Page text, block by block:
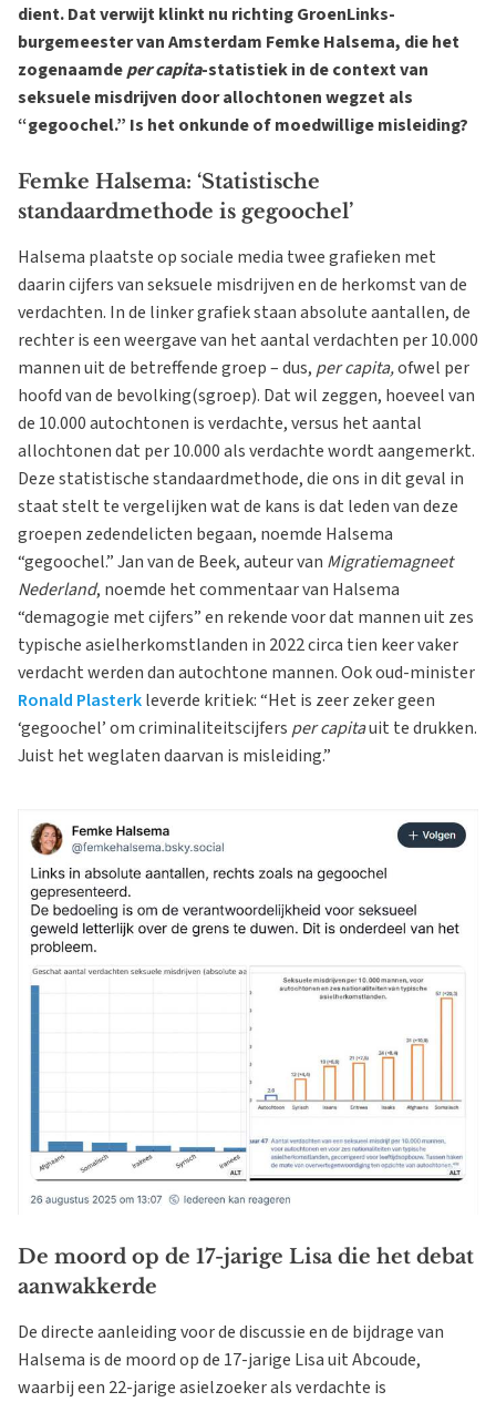
dient. Dat verwijt klinkt nu richting GroenLinks-
burgemeester van Amsterdam Femke Halsema, die het
zogenaamdeper capita-statistiek in de context van
seksuele misdrijven door allochtonen wegzet als
“gegoochel.” Is het onkunde of moedwillige misleiding?
Femke Halsema: ‘Statistische
standaardmethode is gegoochel’
Halsema plaatste op sociale media twee grafieken met
daarin cijfers van seksuele misdrijven en de herkomst van de
verdachten. In de linker grafiek staan absolute aantallen, de
rechter is een weergave van het aantal verdachten per 10.000
mannen uit de betreffende groep – dus, per capita,ofwel per
hoofd van de bevolking(sgroep). Dat wil zeggen, hoeveel van
de 10.000 autochtonen is verdachte, versus het aantal
allochtonen dat per 10.000 als verdachte wordt aangemerkt.
Deze statistische standaardmethode, die ons in dit geval in
staat stelt te vergelijken wat de kans is dat leden van deze
groepen zedendelicten begaan, noemde Halsema
“gegoochel.” Jan van de Beek, auteur van Migratiemagneet
Nederland, noemde het commentaar van Halsema
“demagogie met cijfers” en rekende voor dat mannen uit zes
typische asielherkomstlanden in 2022 circa tien keer vaker
verdacht werden dan autochtone mannen. Ook oud-minister
Ronald Plasterkleverde kritiek: “Het is zeer zeker geen
‘gegoochel’ om criminaliteitscijfers per capitauit te drukken.
Juist het weglaten daarvan is misleiding.”
De moord op de 17-jarige Lisa die het debat
aanwakkerde
De directe aanleiding voor de discussie en de bijdrage van
Halsema is de moord op de 17-jarige Lisa uit Abcoude,
waarbij een 22-jarige asielzoeker als verdachte is